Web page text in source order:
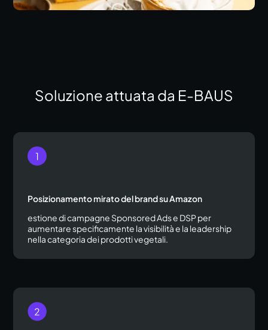
Soluzione attuata da E-BAUS
Posizionamento mirato del brand su Amazon
estione di campagne Sponsored Ads e DSP per
aumentare specificamente la visibilità e la leadership
nella categoria dei prodotti vegetali.